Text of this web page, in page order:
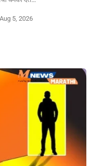
Aug 5, 2026